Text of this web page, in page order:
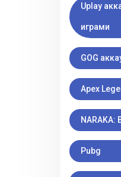
Uplay
играми
GOG
Apex
NARAKA:
Pubg